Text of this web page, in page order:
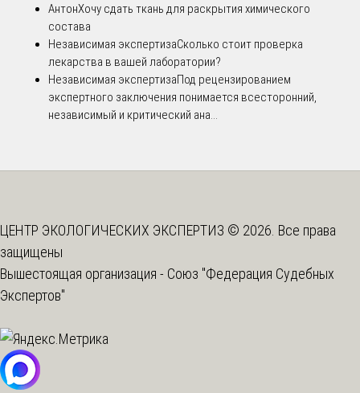
АнтонХочу сдать ткань для раскрытия химического
состава
Независимая экспертизаСколько стоит проверка
лекарства в вашей лаборатории?
Независимая экспертизаПод рецензированием
экспертного заключения понимается всесторонний,
независимый и критический ана...
ЦЕНТР ЭКОЛОГИЧЕСКИХ ЭКСПЕРТИЗ © 2026. Все права
защищены
Вышестоящая организация - Союз "Федерация Судебных
Экспертов"